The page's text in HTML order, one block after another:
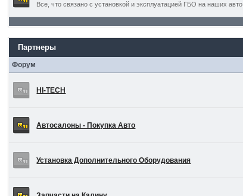
Все, что связано с установкой и эксплуатацией ГБО на наших авто.
Партнеры
Форум
HI-TECH
Автосалоны - Покупка Авто
Установка Дополнительного Оборудования